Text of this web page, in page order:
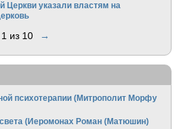
Церкви указали властям на
1 из 10 →
психотерапии (Митрополит Морфу
света (Иеромонах Роман (Матюшин)